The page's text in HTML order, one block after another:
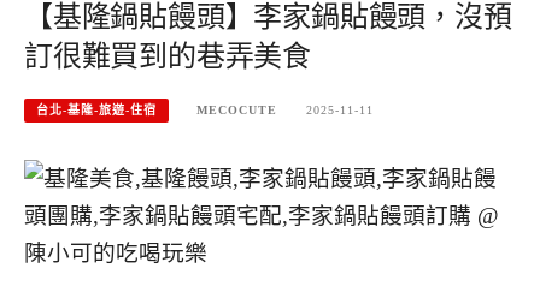
【基隆鍋貼饅頭】李家鍋貼饅頭，沒預
訂很難買到的巷弄美食
台北-基隆-旅遊-住宿 MECOCUTE 2025-11-11